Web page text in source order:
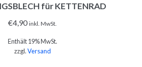
für KETTENRAD
€4,90 inkl. MwSt.
Enthält 19% MwSt.
zzgl.Versand